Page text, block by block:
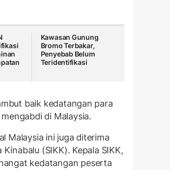
Kawasan Gunung
Bromo Terbakar,
Penyebab Belum
Teridentifikasi
baik kedatangan para
di Malaysia.
Malaysia ini juga diterima
(SIKK). Kepala SIKK,
kedatangan peserta